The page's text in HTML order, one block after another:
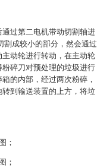
过第二电机带动切割轴进
割成较小的部分，然会通过
动轮进行转动，在主动轮
碎刀对预处理的垃圾进行
的内部，经过两次粉碎，
到输送装置的上方，将垃
；
；